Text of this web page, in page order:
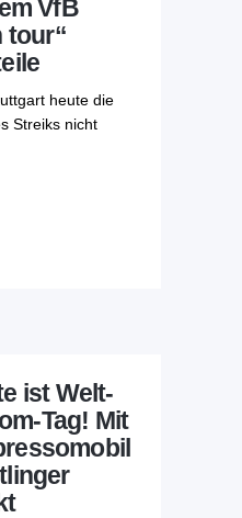
VfB
tour“
heute die
Streiks nicht
ist Welt-
Tag! Mit